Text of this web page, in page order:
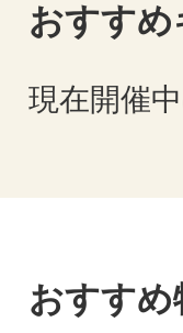
おすす
現在開催
おすすめ